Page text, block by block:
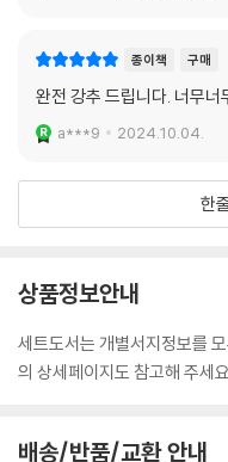
종이책 구매
완전 강추 드립니다. 너무너
a***9 2024.10.04.
한
상품정보안내
세트도서는 개별서지정보를
의 상세페이지도 참고해 주세
배송/반품/교환 안내